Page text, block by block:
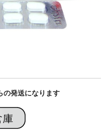
の発送になります